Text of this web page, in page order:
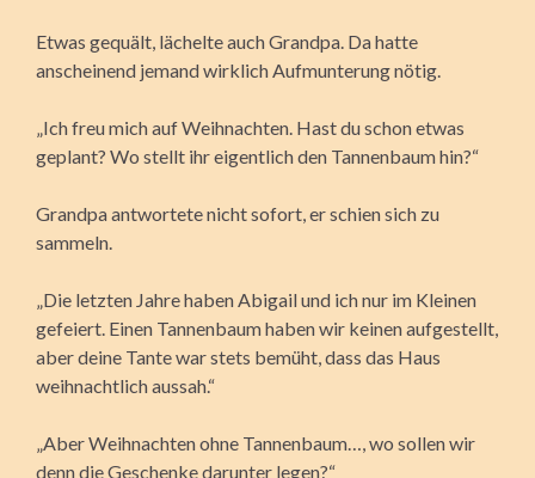
Etwas gequält, lächelte auch Grandpa. Da hatte
anscheinend jemand wirklich Aufmunterung nötig.
„Ich freu mich auf Weihnachten. Hast du schon etwas
geplant? Wo stellt ihr eigentlich den Tannenbaum hin?“
Grandpa antwortete nicht sofort, er schien sich zu
sammeln.
„Die letzten Jahre haben Abigail und ich nur im Kleinen
gefeiert. Einen Tannenbaum haben wir keinen aufgestellt,
aber deine Tante war stets bemüht, dass das Haus
weihnachtlich aussah.“
„Aber Weihnachten ohne Tannenbaum…, wo sollen wir
denn die Geschenke darunter legen?“